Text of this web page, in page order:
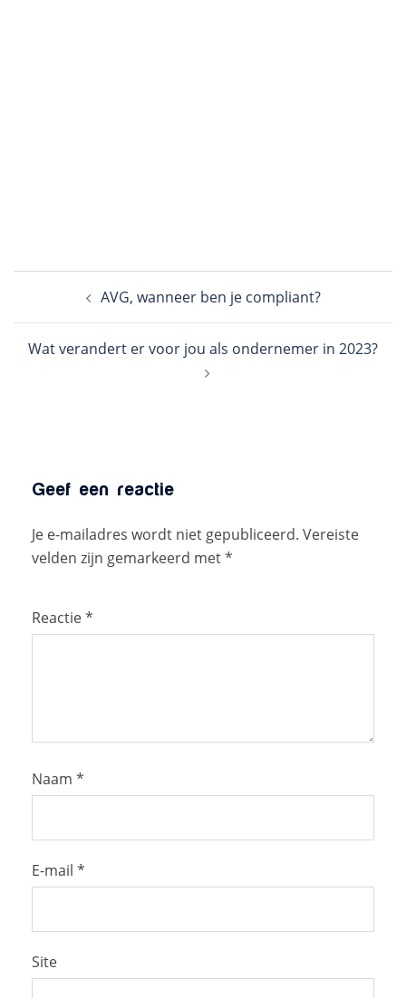
navigatie AVG, wanneer ben je compliant?
Wat verandert er voor jou als ondernemer in 2023?
Geef een reactie
Je e-mailadres wordt niet gepubliceerd. Vereiste
velden zijn gemarkeerd met*
Reactie*
Naam *
E-mail *
Site